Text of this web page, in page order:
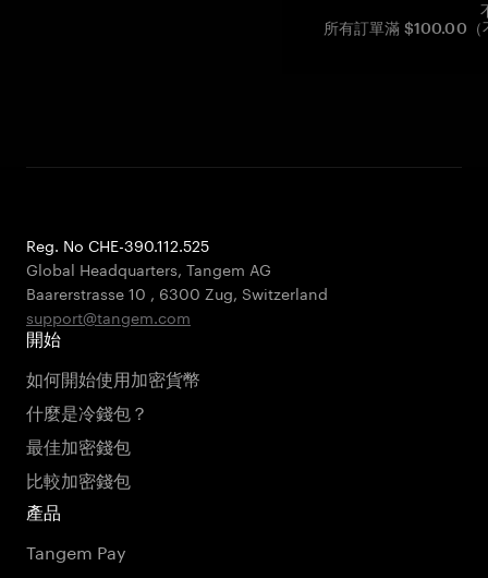
所有訂單滿 $100.00（
Reg. No CHE-390.112.525
Global Headquarters, Tangem AG
Baarerstrasse 10 , 6300 Zug, Switzerland
support@tangem.com
開始
如何開始使用加密貨幣
什麼是冷錢包？
最佳加密錢包
比較加密錢包
產品
Tangem Pay